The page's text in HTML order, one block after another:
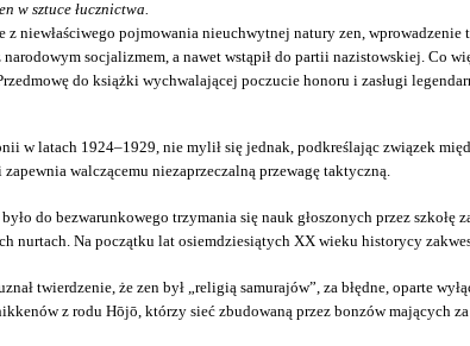
w sztuce łucznictwa.
niewłaściwego pojmowania nieuchwytnej natury zen,
socjalizmem, a nawet wstąpił do partii nazistowskiej. Co
do książki wychwalającej poczucie honoru i zasługi
w latach 1924–1929, nie mylił się jednak, podkreślając związek
walczącemu niezaprzeczalną przewagę taktyczną.
do bezwarunkowego trzymania się nauk głoszonych przez
nurtach. Na początku lat osiemdziesiątych XX wieku historycy
twierdzenie, że zen był „religią samurajów”, za błędne, oparte
z rodu Hōjō, którzy sieć zbudowaną przez bonzów